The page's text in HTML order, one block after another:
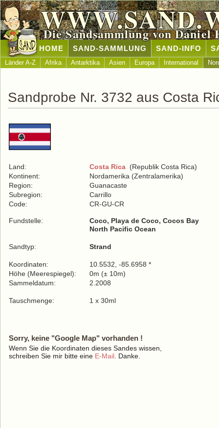
Die Sandsammlung von Daniel
HOME SAND-SAMMLUNG SAND-INFO
Länder A-Z Afrika Antarktika Asien Europa International
Sandprobe Nr. 3732 aus Costa
Land: Costa Rica (Republik Costa Rica)
Kontinent:
Nordamerika (Zentralamerika)
Region:
Guanacaste
Subregion:
Carrillo
Code:
CR-GU-CR
Fundstelle:
Coco, Playa de Coco, Cocos Bay
North Pacific Ocean
Sandtyp: Strand
Koordinaten:
10.5532, -85.6958 *
Höhe (Meerespiegel):
0m (± 10m)
Sammeldatum:
2.2008
Tauschmenge: 1 x 30ml
Sorry, keine "Google Map" vorhanden !
Wenn Sie die Koordinaten dieses Sandes wissen,
schreiben Sie mir bitte eine E-Mail . Danke.